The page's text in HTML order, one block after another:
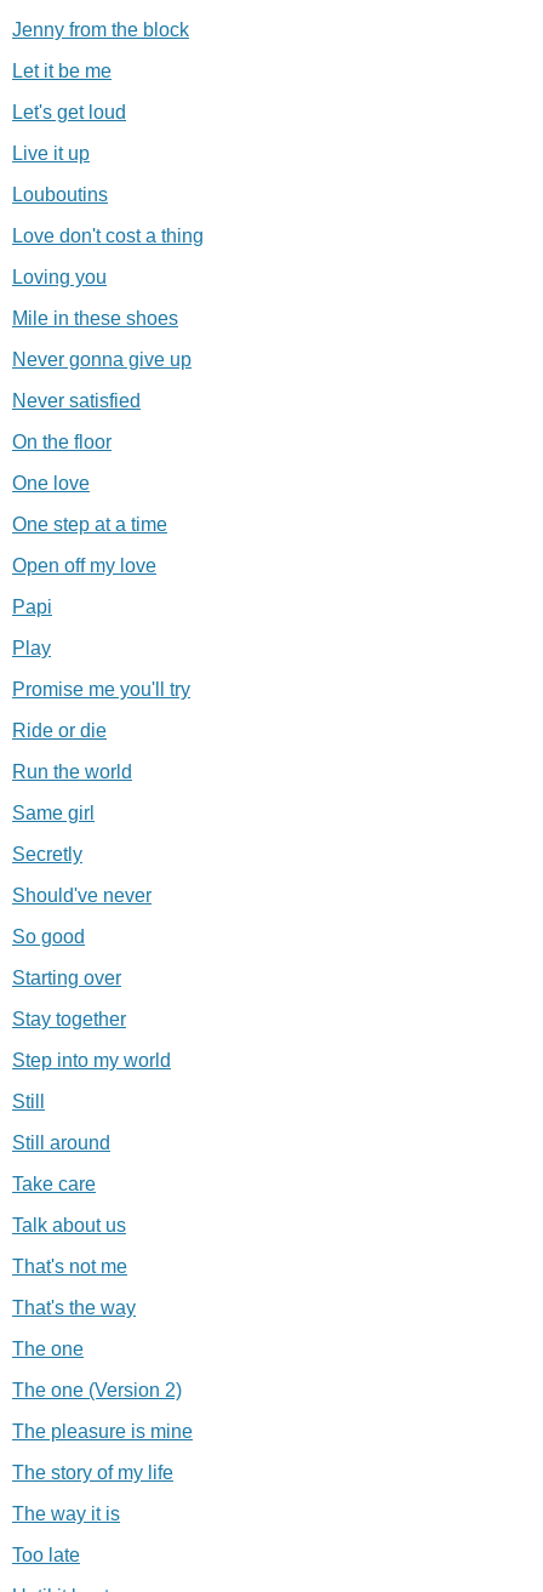
Jenny from the block
Let it be me
Let's get loud
Live it up
Louboutins
Love don't cost a thing
Loving you
Mile in these shoes
Never gonna give up
Never satisfied
On the floor
One love
One step at a time
Open off my love
Papi
Play
Promise me you'll try
Ride or die
Run the world
Same girl
Secretly
Should've never
So good
Starting over
Stay together
Step into my world
Still
Still around
Take care
Talk about us
That's not me
That's the way
The one
The one (Version 2)
The pleasure is mine
The story of my life
The way it is
Too late